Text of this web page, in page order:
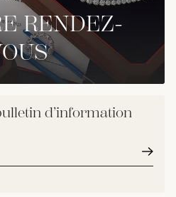
RENDEZ-
d’information